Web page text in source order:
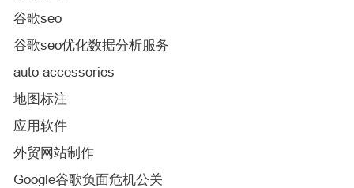
谷歌seo
谷歌seo优化数据分析服务
auto accessories
地图标注
应用软件
外贸网站制作
Google谷歌负面危机公关